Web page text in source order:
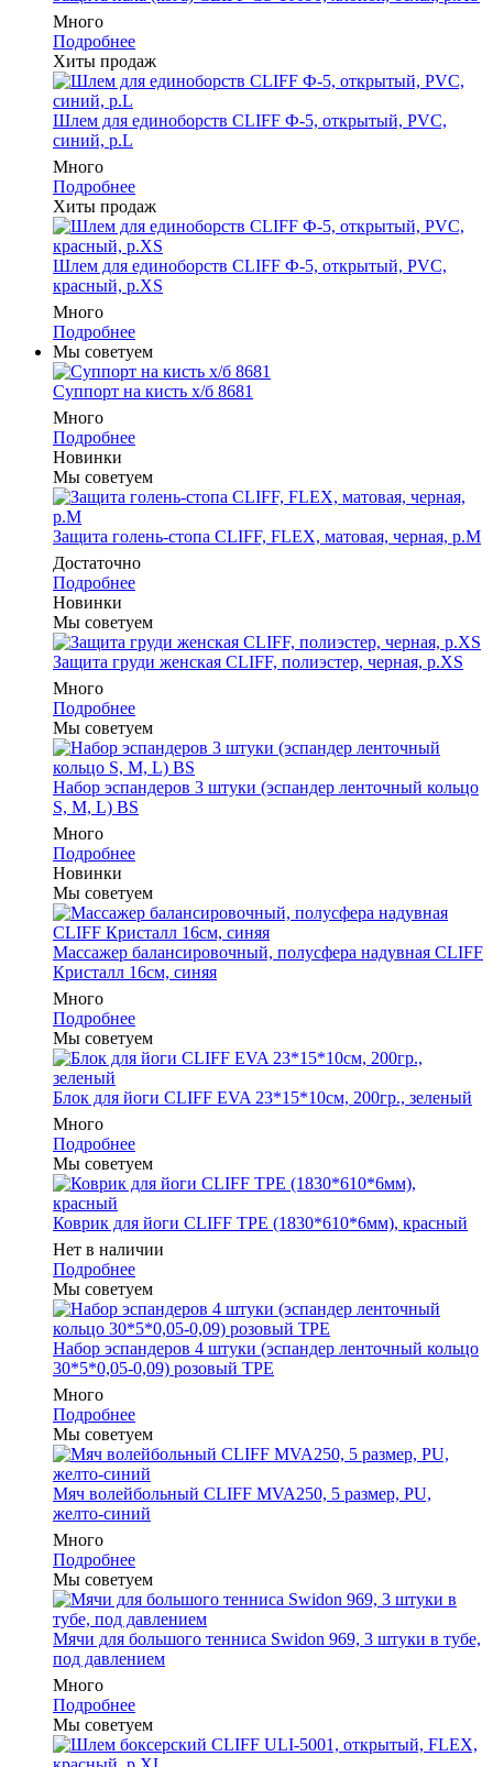
Много
Подробнее
Хиты продаж
Шлем для единоборств CLIFF Ф-5, открытый, PVC,
синий, p.L
Много
Подробнее
Хиты продаж
Шлем для единоборств CLIFF Ф-5, открытый, PVC,
красный, p.XS
Много
Подробнее
Мы советуем
Суппорт на кисть х/б 8681
Много
Подробнее
Новинки
Мы советуем
Защита голень-стопа CLIFF, FLEX, матовая, черная, р.M
Достаточно
Подробнее
Новинки
Мы советуем
Защита груди женская CLIFF, полиэстер, черная, р.XS
Много
Подробнее
Мы советуем
Набор эспандеров 3 штуки (эспандер ленточный кольцо
S, M, L) BS
Много
Подробнее
Новинки
Мы советуем
Массажер балансировочный, полусфера надувная CLIFF
Кристалл 16см, синяя
Много
Подробнее
Мы советуем
Блок для йоги CLIFF EVA 23*15*10см, 200гр., зеленый
Много
Подробнее
Мы советуем
Коврик для йоги CLIFF TPE (1830*610*6мм), красный
Нет в наличии
Подробнее
Мы советуем
Набор эспандеров 4 штуки (эспандер ленточный кольцо
30*5*0,05-0,09) розовый ТРЕ
Много
Подробнее
Мы советуем
Мяч волейбольный CLIFF MVA250, 5 размер, PU,
желто-синий
Много
Подробнее
Мы советуем
Мячи для большого тенниса Swidon 969, 3 штуки в тубе,
под давлением
Много
Подробнее
Мы советуем